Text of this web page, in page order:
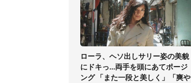
ローラ、ヘソ出しサリー姿の美貌
にドキっ...両手を頭にあてポージ
ング 「また一段と美しく」「爽や